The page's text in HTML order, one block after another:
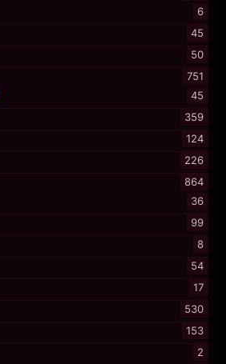
6
45
50
751
45
359
124
226
864
36
99
8
54
17
530
153
2